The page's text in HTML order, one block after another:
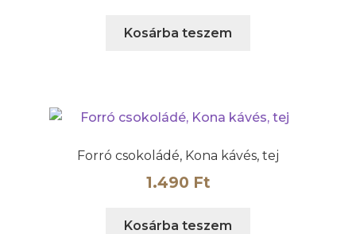
Kosárba teszem
Forró csokoládé, Kona kávés, tej
1.490 Ft
Kosárba teszem